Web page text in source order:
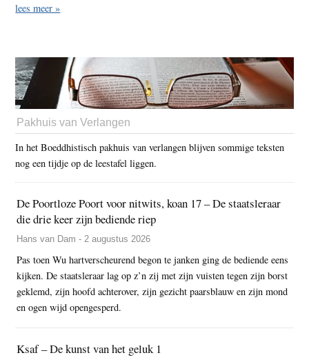
lees meer »
Pakhuis van Verlangen
In het Boeddhistisch pakhuis van verlangen blijven sommige teksten
nog een tijdje op de leestafel liggen.
De Poortloze Poort voor nitwits, koan 17 – De staatsleraar
die drie keer zijn bediende riep
Hans van Dam - 2 augustus 2026
Pas toen Wu hartverscheurend begon te janken ging de bediende eens
kijken. De staatsleraar lag op z’n zij met zijn vuisten tegen zijn borst
geklemd, zijn hoofd achterover, zijn gezicht paarsblauw en zijn mond
en ogen wijd opengesperd.
Ksaf – De kunst van het geluk 1